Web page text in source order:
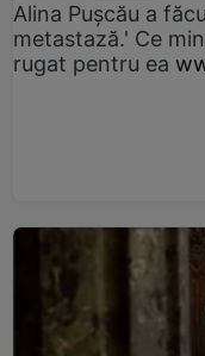
Alina Pușcău a
metastază.' Ce
rugat pentru ea